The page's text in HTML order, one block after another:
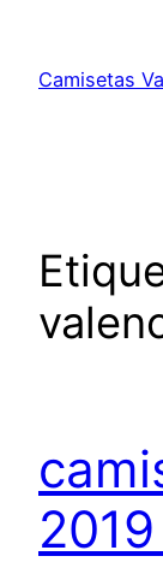
contenido
Camisetas